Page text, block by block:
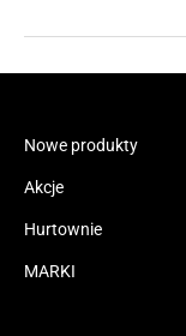
Nowe produkty
Akcje
Hurtownie
MARKI